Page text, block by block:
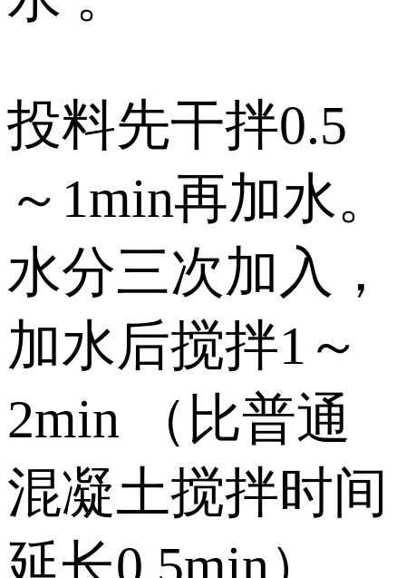
投料先干拌0.5
～1min再加水。
水分三次加入，
加水后搅拌1～
2min （比普通
混凝土搅拌时间
延长0.5min）。